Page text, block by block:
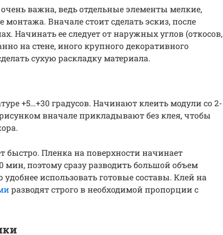
важна, ведь отдельные элементы мелкие,
монтажа. Вначале стоит сделать эскиз, после
Начинать ее следует от наружных углов (откосов,
на стене, иного крупного декоративного
сухую раскладку материала.
+5…+30 градусов. Начинают клеить модули со 2-
вначале прикладывают без клея, чтобы
быстро. Пленка на поверхности начинает
мин, поэтому сразу разводить большой объем
удобнее использовать готовые составы. Клей на
разводят строго в необходимой пропорции с